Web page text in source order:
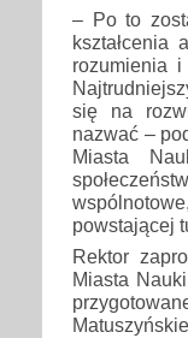
– Po to
kształcenia
rozumienia
się na
nazwać –
Miasta
powstającej
Rektor
Miasta